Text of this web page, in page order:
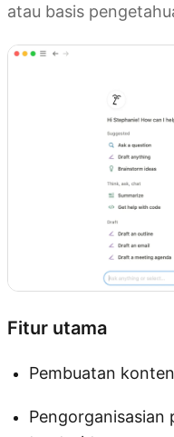
atau basis
Fitur utama
Pembuatan
Pengorganisasian